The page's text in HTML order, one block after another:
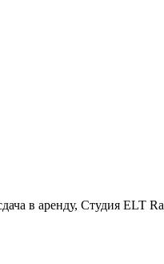
в аренду, Студия ELT